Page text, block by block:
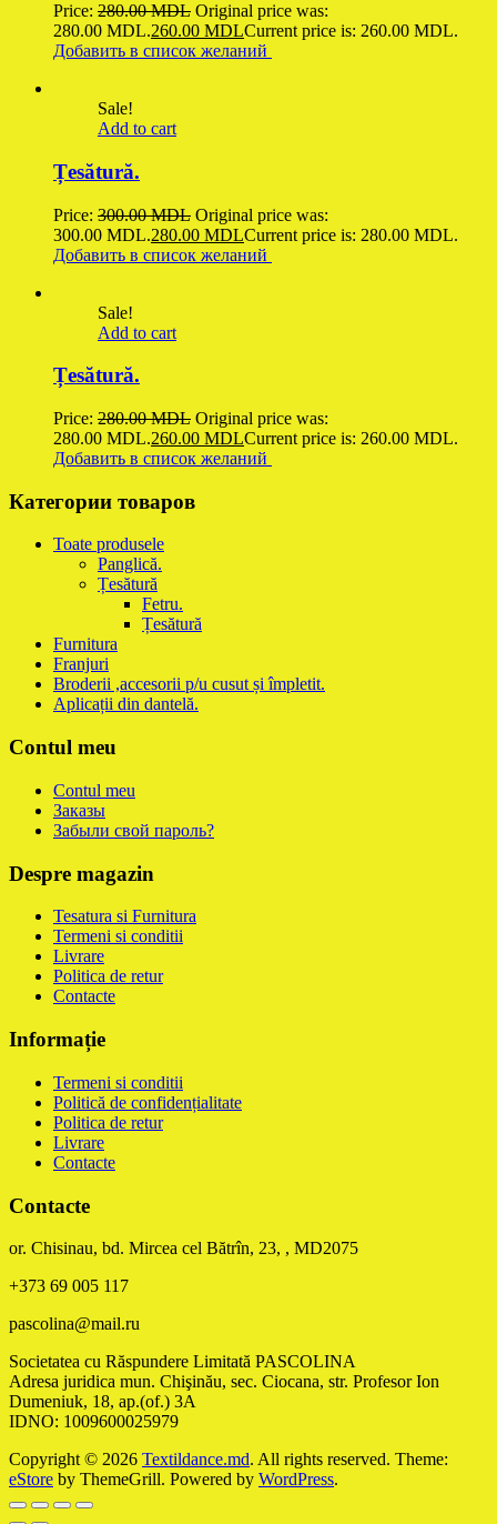
Price: 280.00MDL Original price was:
280.00 MDL.260.00 MDLCurrent price is: 260.00 MDL.
Добавить в список желаний
Sale!
Add to cart
Țesătură.
Price: 300.00MDL Original price was:
300.00 MDL.280.00 MDLCurrent price is: 280.00 MDL.
Добавить в список желаний
Sale!
Add to cart
Țesătură.
Price: 280.00MDL Original price was:
280.00 MDL.260.00 MDLCurrent price is: 260.00 MDL.
Добавить в список желаний
Категории товаров
Toate produsele
Panglică.
Țesătură
Fetru.
Țesătură
Furnitura
Franjuri
Broderii ,accesorii p/u cusut și împletit.
Aplicații din dantelă.
Contul meu
Contul meu
Заказы
Забыли свой пароль?
Despre magazin
Tesatura si Furnitura
Termeni si conditii
Livrare
Politica de retur
Contacte
Informație
Termeni si conditii
Politică de confidențialitate
Politica de retur
Livrare
Contacte
Contacte
or. Chisinau, bd. Mircea cel Bătrîn, 23, , MD2075
+373 69 005 117
pascolina@mail.ru
Societatea cu Răspundere Limitată PASCOLINA
Adresa juridica mun. Chişinău, sec. Ciocana, str. Profesor Ion
Dumeniuk, 18, ap.(of.) 3A
IDNO: 1009600025979
Copyright © 2026 Textildance.md. All rights reserved. Theme:
eStore by ThemeGrill. Powered by WordPress.